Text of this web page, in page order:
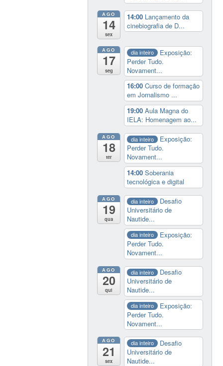
AGO
14
sex
14:00 Lançamento da
cinebiografia de D...
AGO
17
seg
dia inteiro
Exposição:
Perder Tudo.
Novament...
16:00Curso de formação
em Jornalismo ...
19:00Aula Magna do
IELA: Homenagem ao...
AGO
18
ter
dia inteiro
Exposição:
Perder Tudo.
Novament...
14:00Soberania
tecnológica e digital
AGO
19
qua
dia inteiro
Desafio
Universitário de
Nautide...
dia inteiro
Exposição:
Perder Tudo.
Novament...
AGO
20
qui
dia inteiro
Desafio
Universitário de
Nautide...
dia inteiro
Exposição:
Perder Tudo.
Novament...
AGO
21
sex
dia inteiro
Desafio
Universitário de
Nautide...